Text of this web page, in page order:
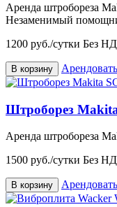
Аренда штробореза
Незаменимый
1200 руб./сутки Без
В корзину
Штроборез
Аренда штробореза
1500 руб./сутки Без
В корзину